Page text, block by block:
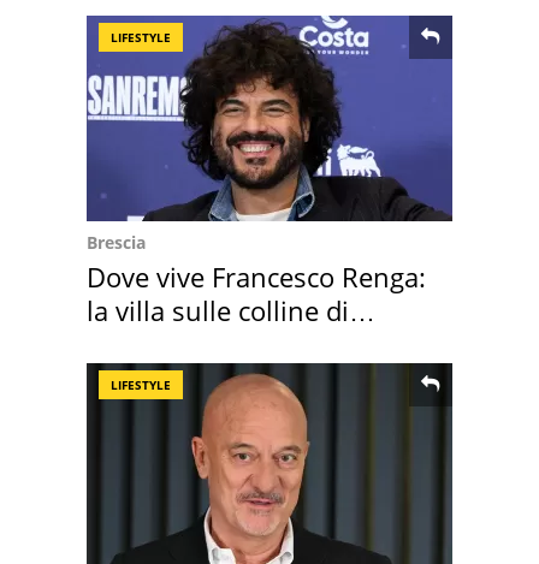
LIFESTYLE
Brescia
Dove vive Francesco Renga:
la villa sulle colline di
LIFESTYLE